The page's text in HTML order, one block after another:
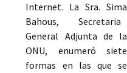
Internet. La Sra. Sima
Bahous, Secretaria
General Adjunta de la
ONU, enumeró siete
formas en las que se